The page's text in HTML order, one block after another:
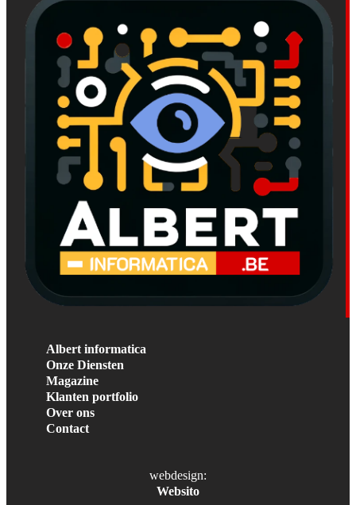
Albert informatica
Onze Diensten
Magazine
Klanten portfolio
Over ons
Contact
webdesign:
Websito